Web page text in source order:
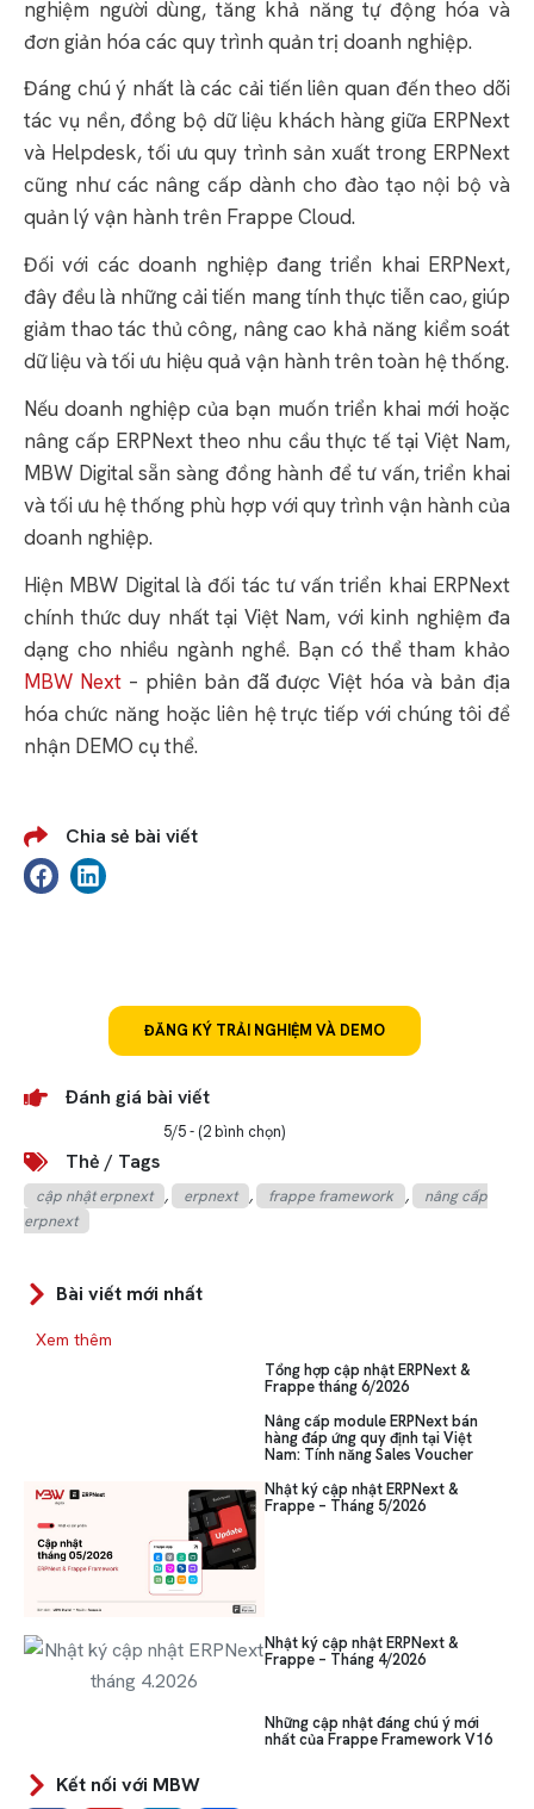
nghiệm người dùng, tăng khả năng tự động hóa và
đơn giản hóa các quy trình quản trị doanh nghiệp.
Đáng chú ý nhất là các cải tiến liên quan đến theo dõi
tác vụ nền, đồng bộ dữ liệu khách hàng giữa ERPNext
và Helpdesk, tối ưu quy trình sản xuất trong ERPNext
cũng như các nâng cấp dành cho đào tạo nội bộ và
quản lý vận hành trên Frappe Cloud.
Đối với các doanh nghiệp đang triển khai ERPNext,
đây đều là những cải tiến mang tính thực tiễn cao, giúp
giảm thao tác thủ công, nâng cao khả năng kiểm soát
dữ liệu và tối ưu hiệu quả vận hành trên toàn hệ thống.
Nếu doanh nghiệp của bạn muốn triển khai mới hoặc
nâng cấp ERPNext theo nhu cầu thực tế tại Việt Nam,
MBW Digital sẵn sàng đồng hành để tư vấn, triển khai
và tối ưu hệ thống phù hợp với quy trình vận hành của
doanh nghiệp.
Hiện MBW Digital là đối tác tư vấn triển khai ERPNext
chính thức duy nhất tại Việt Nam, với kinh nghiệm đa
dạng cho nhiều ngành nghề. Bạn có thể tham khảo
MBW Next– phiên bản đã được Việt hóa và bản địa
hóa chức năng hoặc liên hệ trực tiếp với chúng tôi để
nhận DEMO cụ thể.
Chia sẻ bài viết
ĐĂNG KÝ TRẢI NGHIỆM VÀ DEMO
Đánh giá bài viết
5/5 - (2 bình chọn)
Thẻ / Tags
cập nhật erpnext , erpnext , frappe framework ,
nâng cấp
erpnext
Bài viết mới nhất
Xem thêm
Tổng hợp cập nhật ERPNext &
Frappe tháng 6/2026
Nâng cấp module ERPNext bán
hàng đáp ứng quy định tại Việt
Nam: Tính năng Sales Voucher
Nhật ký cập nhật ERPNext &
Frappe – Tháng 5/2026
Nhật ký cập nhật ERPNext &
Frappe – Tháng 4/2026
Những cập nhật đáng chú ý mới
nhất của Frappe Framework V16
Kết nối với MBW